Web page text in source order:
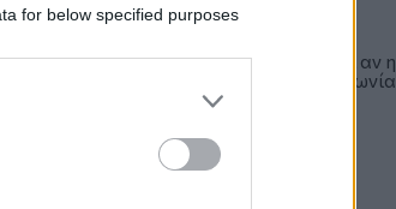
for below specified purposes
τις συνομιλίες, ακόμα κι αν
Μάικ Πομπέο, για την απουσία